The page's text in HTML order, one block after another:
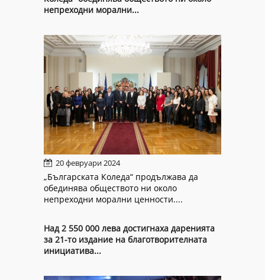
непреходни морални...
20 февруари 2024
„Българската Коледа“ продължава да
обединява обществото ни около
непреходни морални ценности....
Над 2 550 000 лева достигнаха даренията
за 21-то издание на благотворителната
инициатива...